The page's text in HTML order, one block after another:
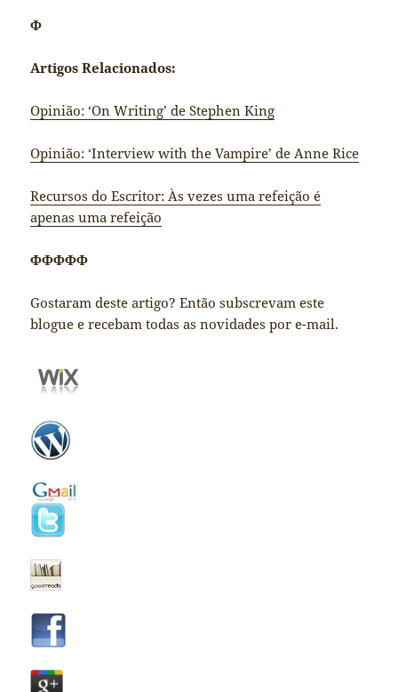
Φ
Artigos Relacionados:
Opinião: ‘On Writing’ de Stephen King
Opinião: ‘Interview with the Vampire’ de Anne Rice
Recursos do Escritor: Às vezes uma refeição é
apenas uma refeição
ΦΦΦΦΦ
Gostaram deste artigo? Então subscrevam este
blogue e recebam todas as novidades por e-mail.